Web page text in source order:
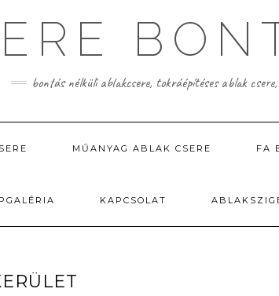
bontás nélküli ablakcsere, tokráépítéses ablak
MŰANYAG ABLAK CSERE FA
KAPCSOLAT